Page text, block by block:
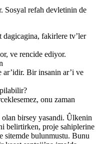
Sosyal refah devletinin de
fakirlere tv’ler
ve rencide ediyor.
Bir insanin ar’i ve
onu zaman
birsey yasandi. Ûlkenin
belirtirken, proje sahiplerine
sitemde bulunmustu. Bunu